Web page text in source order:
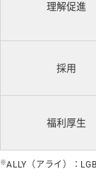
理解促進
採用
福利厚生
※ALLY（アライ）：